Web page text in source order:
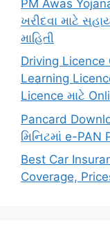
PM Awas
ખરીદવા માટે
માહિતી
Driving Licence
Learning
Licence માટે
Pancard
મિનિટમાં e-PAN
Best Car
Coverage,